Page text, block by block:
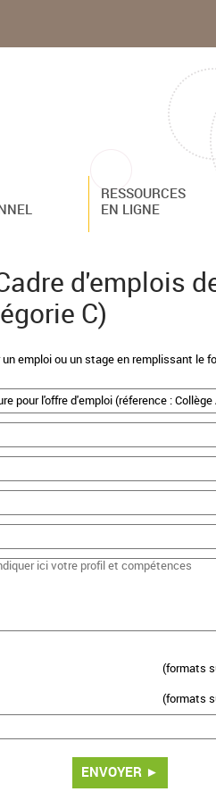
RESSOURCES
EN LIGNE
d'emplois
C)
emploi ou un stage en remplissant le
(formats
(formats